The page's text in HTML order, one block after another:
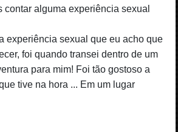
contar alguma experiência sexual
experiência sexual que eu acho que
foi quando transei dentro de um
para mim! Foi tão gostoso a
tive na hora ... Em um lugar